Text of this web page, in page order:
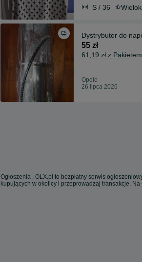
S / 36
Dystrybutor do
55 zł
61,19 zł z
Opole
26 lipca 2026
Ogłoszenia , OLX.pl to bezpłatny serwis
kupujących w okolicy i przeprowadzaj transakcje.